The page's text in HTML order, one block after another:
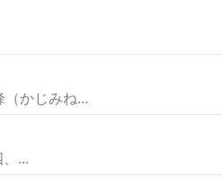
かじみね...
...